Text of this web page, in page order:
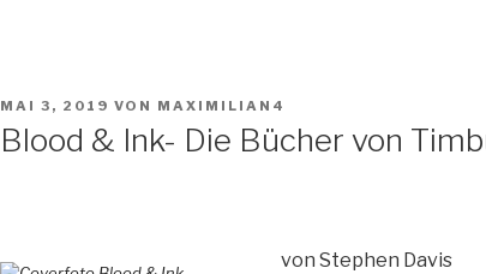
VERÖFFENTLICHT
MAI 3, 2019 VON MAXIMILIAN4
Blood & Ink- Die Bücher von
von Stephen Davis